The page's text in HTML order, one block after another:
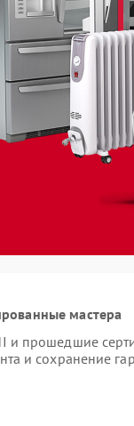
мастера
и прошедшие
и сохранение